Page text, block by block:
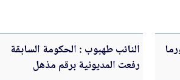
النائب طهبوب : الحكومة السابقة
رفعت المديونية برقم مذهل